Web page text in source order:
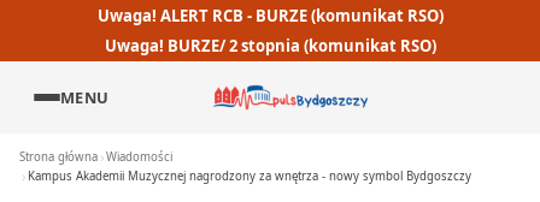
Uwaga! ALERT RCB - BURZE (komunikat RSO)
Uwaga! BURZE/ 2 stopnia (komunikat RSO)
MENU
Strona główna Wiadomości
Kampus Akademii Muzycznej nagrodzony za wnętrza - nowy symbol Bydgoszczy